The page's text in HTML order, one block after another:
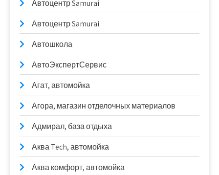
Автоцентр Samurai
Автоцентр Samurai
Автошкола
АвтоЭкспертСервис
Агат, автомойка
Агора, магазин отделочных материалов
Адмирал, база отдыха
Аква Tech, автомойка
Аква комфорт, автомойка